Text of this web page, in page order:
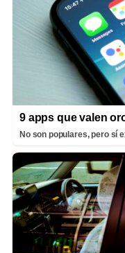
9 apps que valen
No son populares, pero sí